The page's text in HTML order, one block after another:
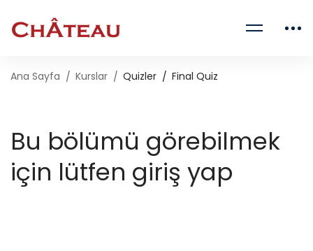
Ana Sayfa Kurslar Quizler Final Quiz
Bu bölümü görebilmek
için lütfen giriş yap